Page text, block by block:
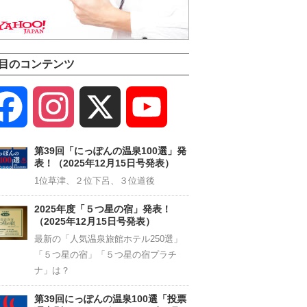
のコンテンツ
Facebook Instagram
Channel
第39回「にっぽんの温泉100選」発
表！（2025年12月15日号発表）
1位草津、２位下呂、３位道後
2025年度「５つ星の宿」発表！
（2025年12月15日号発表）
最新の「人気温泉旅館ホテル250選」
「５つ星の宿」「５つ星の宿プラチ
ナ」は？
第39回にっぽんの温泉100選「投票